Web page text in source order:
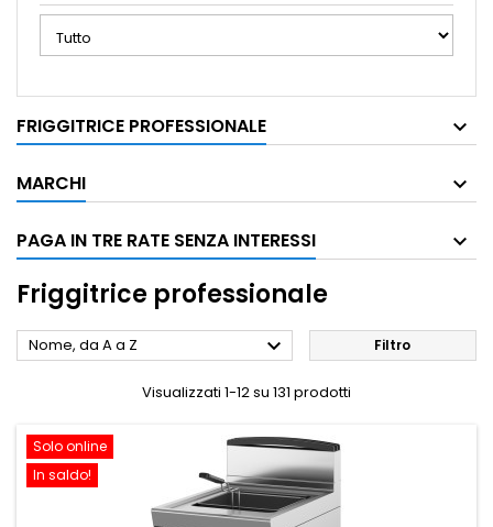
FRIGGITRICE PROFESSIONALE
MARCHI
PAGA IN TRE RATE SENZA INTERESSI
Friggitrice professionale
Nome, da A a Z  Filtro
Visualizzati 1-12 su 131 prodotti
Solo online
In saldo!